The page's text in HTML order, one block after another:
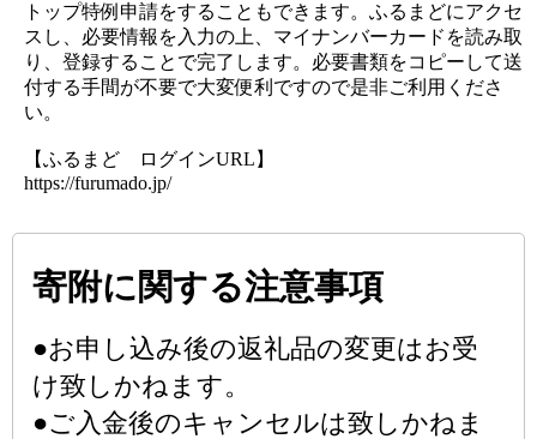
トップ特例申請をすることもできます。ふるまどにアクセ
スし、必要情報を入力の上、マイナンバーカードを読み取
り、登録することで完了します。必要書類をコピーして送
付する手間が不要で大変便利ですので是非ご利用くださ
い。
【ふるまど ログインURL】
https://furumado.jp/
寄附に関する注意事項
●お申し込み後の返礼品の変更はお受
け致しかねます。
●ご入金後のキャンセルは致しかねま